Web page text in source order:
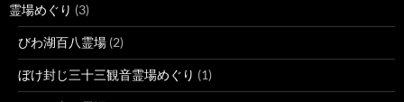
霊場めぐり (3)
びわ湖百八霊場 (2)
ぼけ封じ三十三観音霊場めぐり (1)